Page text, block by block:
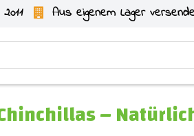
Aus eigenem Lager
–